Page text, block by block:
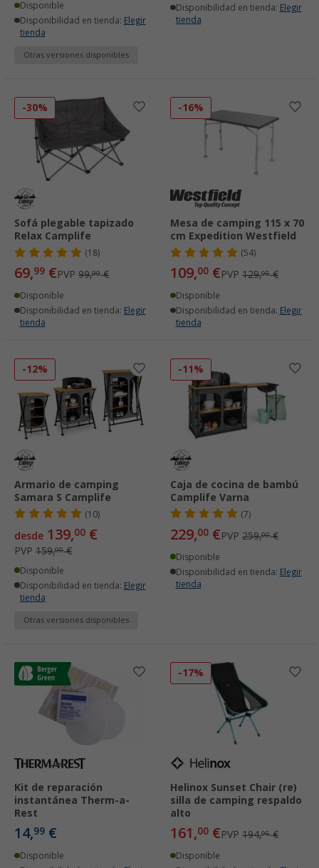
Disponible
Disponibilidad en tienda: Elegir
tienda
Otras versiones disponibles
Disponibilidad en tienda: Elegir
tienda
-30%
Sofá plegable tapizado
Relax Camplife
(18)
69,99 €PVP 99,99€
Disponible
Disponibilidad en tienda: Elegir
tienda
-16%
Mesa de camping 115 x 70
cm Expedition Westfield
(54)
109,00 €PVP 129,95€
Disponible
Disponibilidad en tienda: Elegir
tienda
-12%
Armario de camping
Samara S Camplife
(10)
desde 139,00 €
PVP 159,00€
Disponible
Disponibilidad en tienda: Elegir
tienda
Otras versiones disponibles
-11%
Caja de cocina de bambú
Camplife Varna
(7)
229,00 €PVP 259,00€
Disponible
Disponibilidad en tienda: Elegir
tienda
Kit de reparación
instantánea Therm-a-
Rest
14,99 €
Disponible
-17%
Helinox Sunset Chair (re)
silla de camping respaldo
alto
161,00 €PVP 194,95€
Disponible